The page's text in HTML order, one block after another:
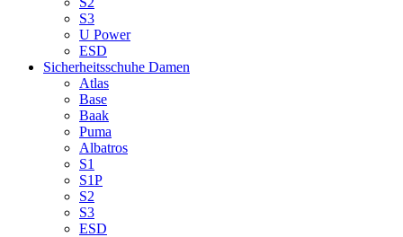
S3
U Power
ESD
Sicherheitsschuhe Damen
Atlas
Base
Baak
Puma
Albatros
S1
S1P
S2
S3
ESD